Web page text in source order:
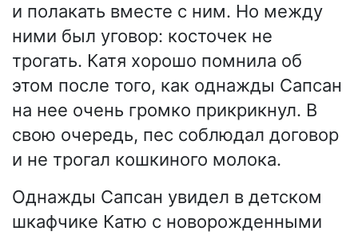
и полакать вместе с ним. Но между
ними был уговор: косточек не
трогать. Катя хорошо помнила об
этом после того, как однажды Сапсан
на нее очень громко прикрикнул. В
свою очередь, пес соблюдал договор
и не трогал кошкиного молока.
Однажды Сапсан увидел в детском
шкафчике Катю с новорожденными